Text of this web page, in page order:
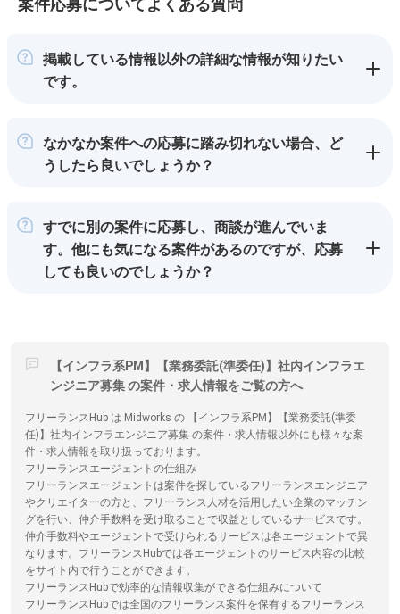
案件応募についてよくある質問
掲載している情報以外の詳細な情報が知りたい
です。
なかなか案件への応募に踏み切れない場合、ど
うしたら良いでしょうか？
すでに別の案件に応募し、商談が進んでいま
す。他にも気になる案件があるのですが、応募
しても良いのでしょうか？
【インフラ系PM】【業務委託(準委任)】社内インフラエ
ンジニア募集 の案件・求人情報をご覧の方へ
フリーランスHub は Midworks の 【インフラ系PM】【業務委託(準委
任)】社内インフラエンジニア募集 の案件・求人情報以外にも様々な案
件・求人情報を取り扱っております。
フリーランスエージェントの仕組み
フリーランスエージェントは案件を探しているフリーランスエンジニア
やクリエイターの方と、フリーランス人材を活用したい企業のマッチン
グを行い、仲介手数料を受け取ることで収益としているサービスです。
仲介手数料やエージェントで受けられるサービスは各エージェントで異
なります。フリーランスHubでは各エージェントのサービス内容の比較
をサイト内で行うことができます。
フリーランスHubで効率的な情報収集ができる仕組みについて
フリーランスHubでは全国のフリーランス案件を保有するフリーランス